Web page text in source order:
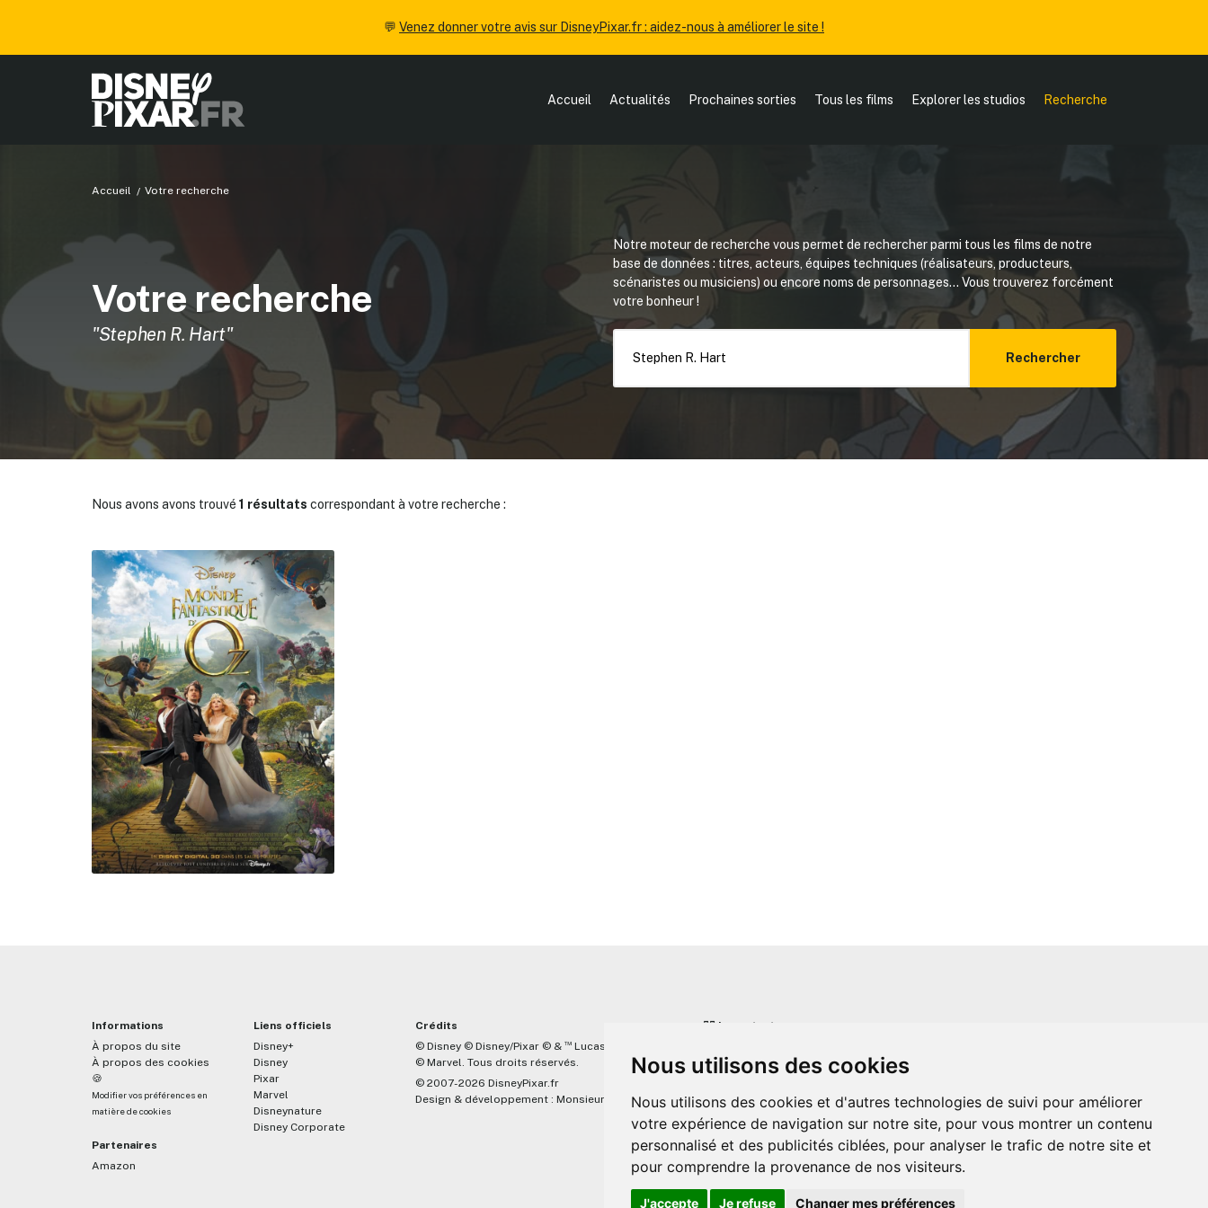
Nous utilisons des cookies
Nous utilisons des cookies et d'autres technologies de suivi pour améliorer
votre expérience de navigation sur notre site, pour vous montrer un contenu
personnalisé et des publicités ciblées, pour analyser le trafic de notre site et
pour comprendre la provenance de nos visiteurs.
J'accepte Je refuse Changer mes préférences
💬 Venez donner votre avis sur DisneyPixar.fr : aidez-nous à améliorer le site !
Accueil Actualités Prochaines sorties Tous les films Explorer les studios Recherche
Accueil Votre recherche
Votre recherche
"Stephen R. Hart"
Notre moteur de recherche vous permet de rechercher parmi tous les films de notre
base de données : titres, acteurs, équipes techniques (réalisateurs, producteurs,
scénaristes ou musiciens) ou encore noms de personnages... Vous trouverez forcément
votre bonheur !
Rechercher
Nous avons avons trouvé 1 résultats correspondant à votre recherche :
Informations
À propos du site
À propos des cookies
🍪
Modifier vos préférences en
matière de cookies
Partenaires
Amazon
Liens officiels
Disney+
Disney
Pixar
Marvel
Disneynature
Disney Corporate
Crédits
© Disney © Disney/Pixar © & ™ Lucasfilm LTD
© Marvel. Tous droits réservés.
© 2007-2026 DisneyPixar.fr
Design & développement : MonsieurPaul
☝🏼 Important
lié de quelque manière que ce soit avec The Walt Disney
Company, Pixar, Disney Enterprises, Inc ou leurs dérivés ou
associés. Toute demande adressée aux studios Disney ou
Pixar sera ignorée. Merci de votre compréhension.
✕